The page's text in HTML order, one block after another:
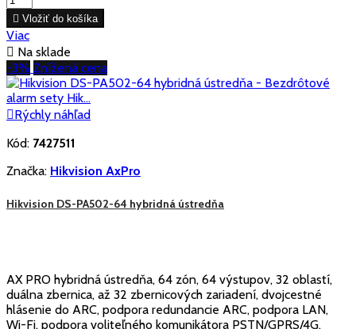
 Vložiť do košíka
Viac
 Na sklade
-3% Znížená cena
Rýchly náhľad
Kód: 7427511
Značka: Hikvision AxPro
Hikvision DS-PA502-64 hybridná ústredňa
AX PRO hybridná ústredňa, 64 zón, 64 výstupov, 32 oblastí,
duálna zbernica, až 32 zbernicových zariadení, dvojcestné
hlásenie do ARC, podpora redundancie ARC, podpora LAN,
Wi-Fi, podpora voliteľného komunikátora PSTN/GPRS/4G.